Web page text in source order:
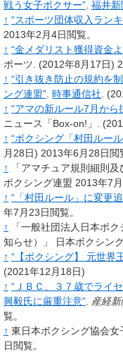
戦う女子ボクサー”. 福井新
↑ “スポーツ団体収入ラン
2013年2月4日閲覧。
↑ “金メダリスト獲得資金
ポーツ. (2012年8月17日)
↑ “引き抜き防止の規約を
ング連盟”. 時事通信社.
↑ “アマの新ルール7月か
ニュース「Box-on!」.
↑ “ボクシング「村田ルー
月28日) 2013年6月28日閲
↑
「アマチュア規則細則
ボクシング連盟 2013年7
↑ “「村田ルール」に変更
年7月23日閲覧。
↑
「一般社団法人日本ボ
知らせ）」 日本ボクシン
↑ “【ボクシング】 元世界
(2021年12月18日)
↑ “ＪＢＣ、３７歳でライ
興毅氏に厳重注意”. 産経新
覧。
↑ 東日本ボクシング協会女
日閲覧。